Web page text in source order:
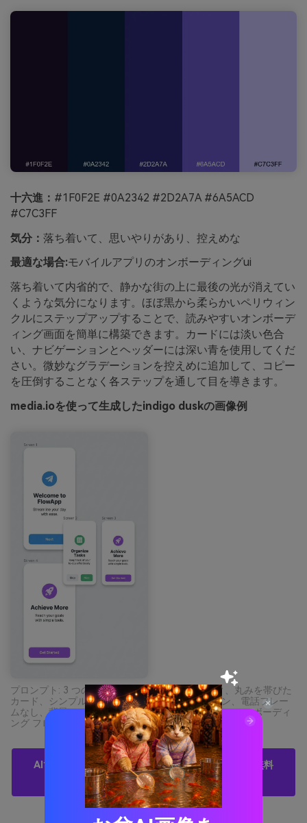
十六進： #1F0F2E #0A2342 #2D2A7A #6A5ACD
#C7C3FF
気分： 落ち着いて、思いやりがあり、控えめな
最適な場合:モバイルアプリのオンボーディングui
落ち着いて内省的で、静かな街の上に最後の光が消えてい
くような気分になります。ほぼ黒から柔らかいペリウィン
クルにステップアップすることで、読みやすいオンボーデ
ィング画面を簡単に構築できます。カードには淡い色合
い、ナビゲーションとヘッダーには深い青を使用してくだ
さい。微妙なグラデーションを控えめに追加して、コピー
を圧倒することなく各ステップを通して目を導きます。
media.ioを使って生成したindigo duskの画像例
プロンプト: 3 つの画面、きれいなタイポグラフィ、丸みを帯びた
カード、シンプルなアイコン、フラットなデザイン、電話フレー
ムなし、背景シーンなしを備えたモバイル アプリのオンボーディ
ング フローの 2d ui モックアップ --ar 9:16
AIでパープルダークブルーのパレットビジュアルを無料
で作成